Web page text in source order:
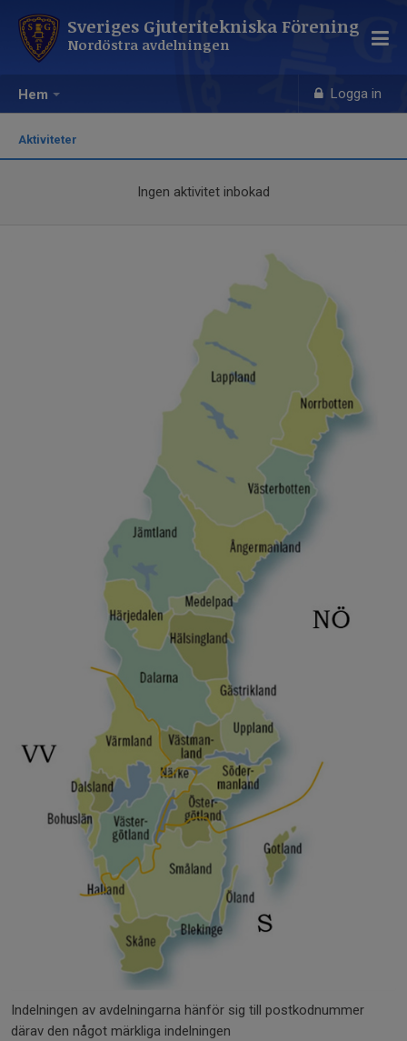
Hem Logga in
Sveriges Gjuteritekniska Förening
Nordöstra avdelningen
Aktiviteter
Ingen aktivitet inbokad
Indelningen av avdelningarna hänför sig till postkodnummer
därav den något märkliga indelningen